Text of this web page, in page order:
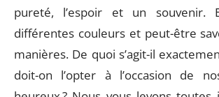
pureté, l’espoir et un souvenir.
différentes couleurs et peut-être
manières. De quoi s’agit-il
doit-on l’opter à l’occasion de